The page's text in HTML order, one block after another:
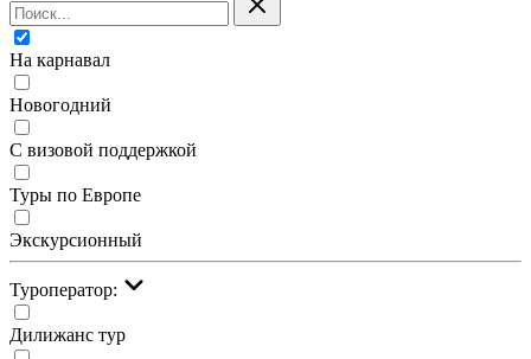
На карнавал
Новогодний
С визовой поддержкой
Туры по Европе
Экскурсионный
Туроператор:
Дилижанс тур